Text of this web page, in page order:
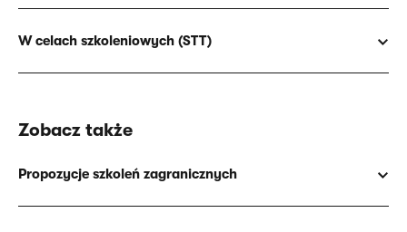
W celach szkoleniowych (STT)
Zobacz także
Propozycje szkoleń zagranicznych